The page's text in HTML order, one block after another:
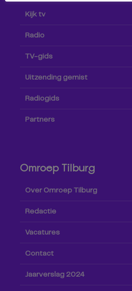
Kijk tv
Radio
TV-gids
Uitzending gemist
Radiogids
Partners
Omroep Tilburg
Over Omroep Tilburg
Redactie
Vacatures
Contact
Jaarverslag 2024